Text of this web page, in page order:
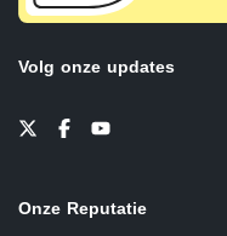
Volg onze updates
Onze Reputatie